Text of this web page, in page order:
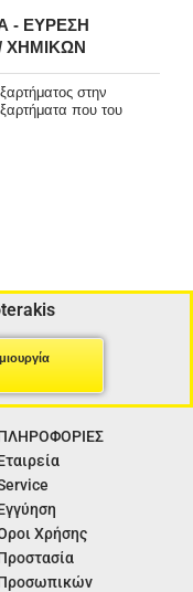
- ΕΎΡΕΣΗ
ΧΗΜΙΚΏΝ
στην
που του
Χρήσης